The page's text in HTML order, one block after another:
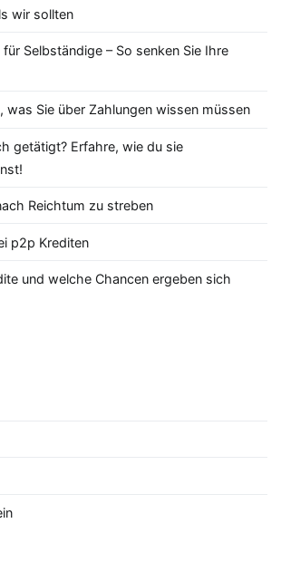
wir sollten
Selbständige – So senken Sie Ihre
was Sie über Zahlungen wissen müssen
getätigt? Erfahre, wie du sie
Reichtum zu streben
p2p Krediten
und welche Chancen ergeben sich